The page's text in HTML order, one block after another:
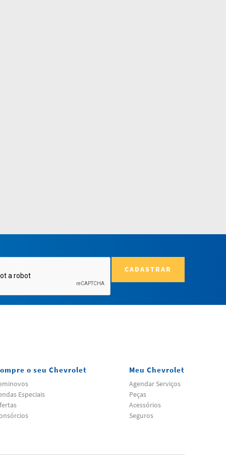
CADASTRAR
o seu Chevrolet
Especiais
Meu Chevrolet
Agendar Serviços
Peças
Acessórios
Seguros